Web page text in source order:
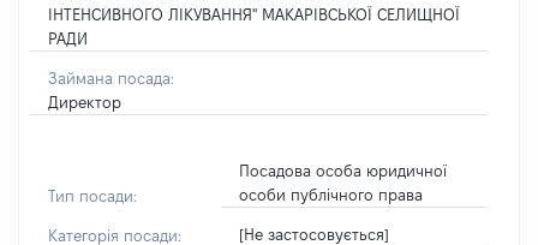
ІНТЕНСИВНОГО ЛІКУВАННЯ" МАКАРІВСЬКОЇ СЕЛИЩНОЇ
РАДИ
Займана посада:
Директор
Тип посади:
Посадова особа юридичної
особи публічного права
Категорія посади: [Не застосовується]